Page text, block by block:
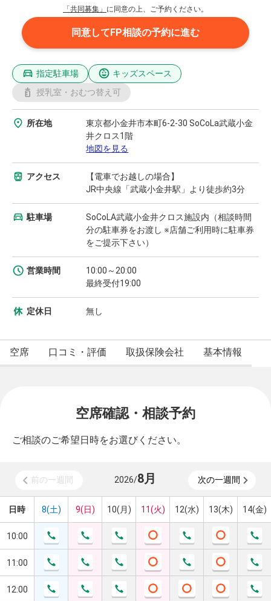
ある株式会社アイリックコーポレーションに提供されます。ご了承い
ただいた上で、ご予約のお手続きをいただきますようお願いいたしま
す。株式会社アイリックコーポレーションの取扱保険会社については
こちらよりご確認ください。
「共同募集」 に同意の上、ご予約ください。
同意してFP相談の予約に進む
指定駐車場
キッズスペース
授乳室・おむつ替え可
所在地
東京都小金井市本町6-2-30 SoCoLa武蔵小金
井クロス1階
地図を見る
アクセス
【電車でお越しの場合】
JR中央線「武蔵小金井駅」より徒歩約3分
駐車場
SoCoLA武蔵小金井クロス施設内（相談時間
分の駐車券をお渡し ※店舗ご利用時に駐車券
をご提示下さい）
営業時間
10:00～20:00
最終受付19:00
定休日 無し
空席 口コミ・評価 取扱保険会社 基本情報
空席確認・相談予約
ご相談のご希望日時をお選びください。
前の一週間 2026/8月 次の一週間
日時
10:00
11:00
12:00
8(土) 9(日) 10(月) 11(火) 12(水) 13(木) 14(金)